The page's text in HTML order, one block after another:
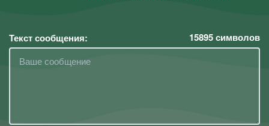
Текст сообщения: 15895символов